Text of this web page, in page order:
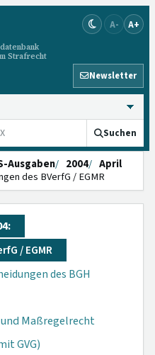
Strafrecht
A- A+
Newsletter
Suchen
Ausgaben 2004
April
des BVerfG / EGMR
/ EGMR
des BGH
Maßregelrecht
GVG)